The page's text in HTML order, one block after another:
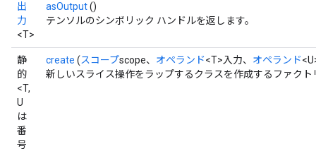
出
力
<T>
asOutput()
テンソルのシンボリック ハンドルを返します。
静
的
<T,
U
は
番
号
create (スコープscope、 オペランド<T>入力、 オペランド
新しいスライス操作をラップするクラスを作成するファクト